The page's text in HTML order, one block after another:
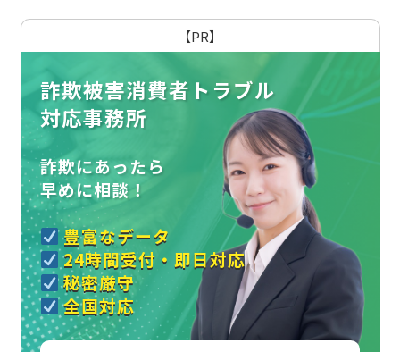
【PR】
詐欺被害消費者トラブル
対応事務所
詐欺にあったら
早めに相談！
豊富なデータ
24時間受付・即日対応
秘密厳守
全国対応